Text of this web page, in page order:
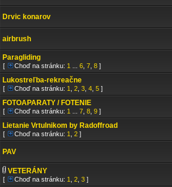
Drvic konarov
airbrush
Paragliding
[ Choď na stránku: 1 6, 7, 8]
Lukostreľba-rekreačne
[ Choď na stránku: 1 2, 3, 4, 5]
FOTOAPARATY / FOTENIE
[ Choď na stránku: 1 7, 8, 9]
Lietanie Vrtulnikom by Radoffroad
[ Choď na stránku: 1 2]
PAV
VETERÁNY
[ Choď na stránku: 1 2, 3]